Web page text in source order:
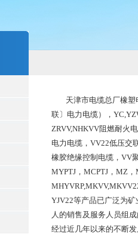
天津市电缆总厂橡塑
联〕电力电缆），
ZRVV,NHKVV阻燃耐火
电力电缆，VV22低压交
橡胶绝缘控制电缆，VV
MYPTJ，MCPTJ，MZ
YJV22等产品已广泛为
人的销售及服务人员
经过近几年以来的不断